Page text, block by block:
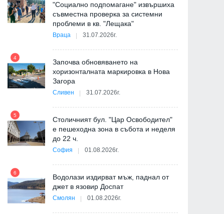
"Социално подпомагане" извършиха
съвместна проверка за системни
проблеми в кв. "Лещака"
Враца 31.07.2026г.
4
Започва обновяването на
хоризонталната маркировка в Нова
Загора
Сливен 31.07.2026г.
5
Столичният бул. "Цар Освободител"
е пешеходна зона в събота и неделя
до 22 ч.
София 01.08.2026г.
6
Водолази издирват мъж, паднал от
джет в язовир Доспат
Смолян 01.08.2026г.